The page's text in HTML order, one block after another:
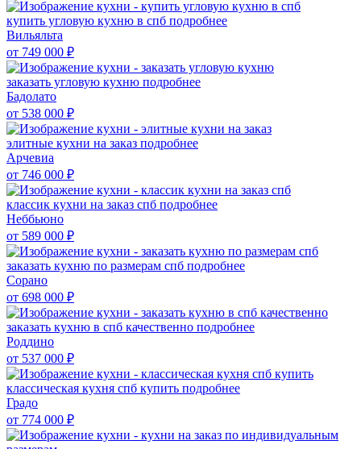
купить угловую кухню в спб подробнее
Вильяльта
от 749 000 ₽
заказать угловую кухню подробнее
Бадолато
от 538 000 ₽
элитные кухни на заказ подробнее
Арчевиа
от 746 000 ₽
классик кухни на заказ спб подробнее
Неббьюно
от 589 000 ₽
заказать кухню по размерам спб подробнее
Сорано
от 698 000 ₽
заказать кухню в спб качественно подробнее
Роддино
от 537 000 ₽
классическая кухня спб купить подробнее
Градо
от 774 000 ₽